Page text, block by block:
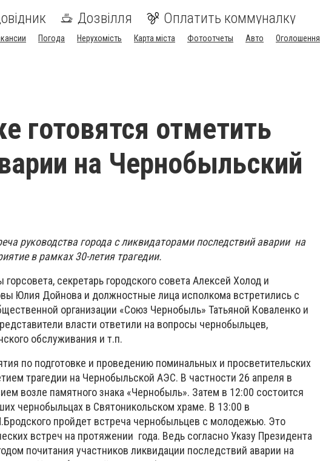
Дозвілля Оплатить коммуналку
Погода Нерухомість Карта міста Фотоотчеты Авто
Оголошення
готовятся отметить
на Чернобыльский
руководства города с ликвидаторами последствий аварии на
в рамках 30-летия трагедии.
секретарь городского совета Алексей Холод и
Юлия Дойнова и должностные лица исполкома встретились с
организации «Союз Чернобыль» Татьяной Коваленко и
власти ответили на вопросы чернобыльцев,
обслуживания и т.п.
по подготовке и проведению поминальных и просветительских
трагедии на Чернобыльской АЭС. В частности 26 апреля в
возле памятного знака «Чернобыль». Затем в 12:00 состоится
чернобыльцах в Святоникольском храме. В 13:00 в
пройдет встреча чернобыльцев с молодежью. Это
встреч на протяжении года. Ведь согласно Указу Президента
почитания участников ликвидации последствий аварии на